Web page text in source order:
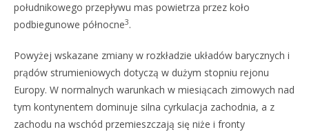
południkowego przepływu mas powietrza przez koło
podbiegunowe północne3.
Powyżej wskazane zmiany w rozkładzie układów barycznych i
prądów strumieniowych dotyczą w dużym stopniu rejonu
Europy. W normalnych warunkach w miesiącach zimowych nad
tym kontynentem dominuje silna cyrkulacja zachodnia, a z
zachodu na wschód przemieszczają się niże i fronty